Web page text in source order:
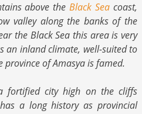
above theBlack Sea coast,
valley along the banks of the
the Black Sea this area is very
an inland climate, well-suited to
of Amasya is famed.
fortified city high on the cliffs
a long history as provincial